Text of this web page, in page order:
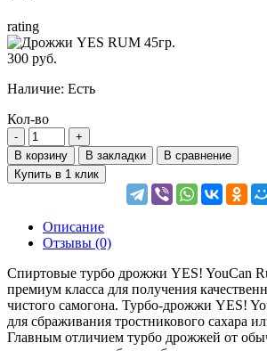
rating
300 руб.
Наличие: Есть
Кол-во
В корзину В закладки
В сравнение
Купить в 1 клик
Описание
Отзывы (0)
Спиртовые турбо дрожжи YES! YouCan
премиум класса для получения
чистого самогона. Турбо-дрожжи YES!
для сбраживания тростникового сахара
Главным отличием турбо дрожжей от